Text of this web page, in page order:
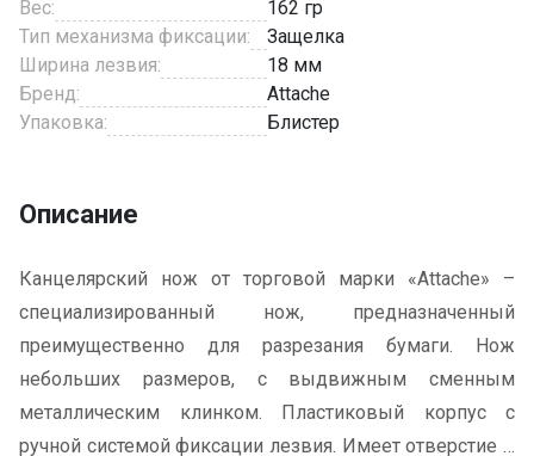
Вес:
162 гр
Тип механизма фиксации:
Защелка
Ширина лезвия:
18 мм
Бренд:
Attache
Упаковка:
Блистер
Описание
Канцелярский нож от торговой марки «Attache» –
специализированный нож, предназначенный
преимущественно для разрезания бумаги. Нож
небольших размеров, с выдвижным сменным
металлическим клинком. Пластиковый корпус с
ручной системой фиксации лезвия. Имеет отверстие в